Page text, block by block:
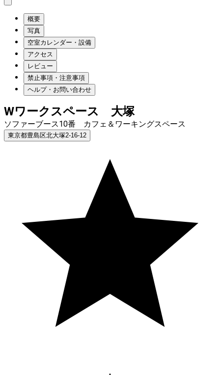
概要
写真
空室カレンダー・設備
アクセス
レビュー
禁止事項・注意事項
ヘルプ・お問い合わせ
Wワークスペース 大塚
ソファーブース10番 カフェ＆ワーキングスペース
東京都豊島区北大塚2-16-12